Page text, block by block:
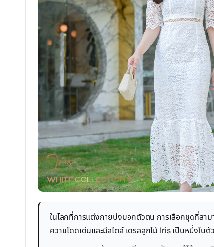
ในโลกที่การแต่งกายบ่งบอกตัวตน การเลือกชุดที่ส
ความโดดเด่นและมีสไตล์ เดรสลูกไม้ Iris เป็นหนึ่งใ